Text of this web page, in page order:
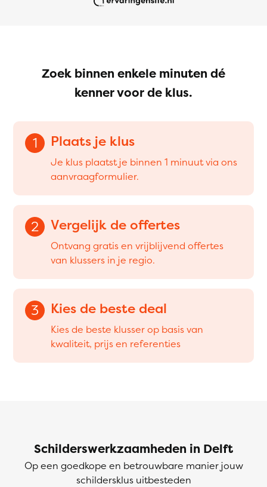
Zoek binnen enkele minuten dé
kenner voor de klus.
1 Plaats je klus
Je klus plaatst je binnen 1 minuut via ons
aanvraagformulier.
2 Vergelijk de offertes
Ontvang gratis en vrijblijvend offertes
van klussers in je regio.
3 Kies de beste deal
Kies de beste klusser op basis van
kwaliteit, prijs en referenties
Schilderswerkzaamheden in Delft
Op een goedkope en betrouwbare manier jouw
schildersklus uitbesteden